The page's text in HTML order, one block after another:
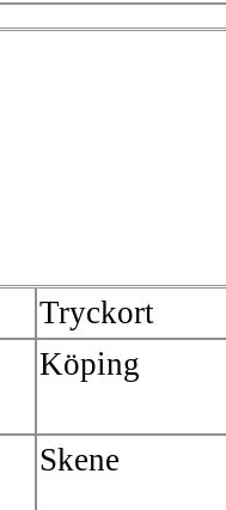
Tryckort
Köping
Skene